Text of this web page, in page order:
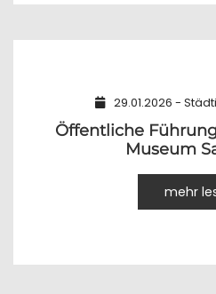
29.01.2026 -
Öffentliche
Museum
mehr